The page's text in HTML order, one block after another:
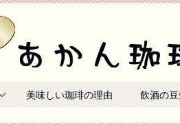
美味しい珈琲の理由 飲酒の